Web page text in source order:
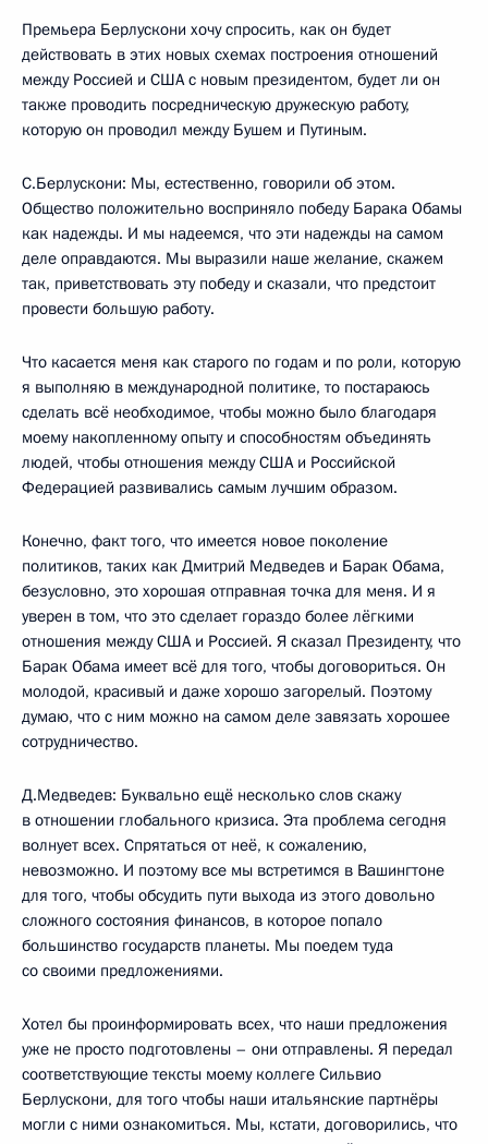
Премьера Берлускони хочу спросить, как он будет
действовать в этих новых схемах построения отношений
между Россией и США с новым президентом, будет ли он
также проводить посредническую дружескую работу,
которую он проводил между Бушем и Путиным.
С.Берлускони: Мы, естественно, говорили об этом.
Общество положительно восприняло победу Барака Обамы
как надежды. И мы надеемся, что эти надежды на самом
деле оправдаются. Мы выразили наше желание, скажем
так, приветствовать эту победу и сказали, что предстоит
провести большую работу.
Что касается меня как старого по годам и по роли, которую
я выполняю в международной политике, то постараюсь
сделать всё необходимое, чтобы можно было благодаря
моему накопленному опыту и способностям объединять
людей, чтобы отношения между США и Российской
Федерацией развивались самым лучшим образом.
Конечно, факт того, что имеется новое поколение
политиков, таких как Дмитрий Медведев и Барак Обама,
безусловно, это хорошая отправная точка для меня. И я
уверен в том, что это сделает гораздо более лёгкими
отношения между США и Россией. Я сказал Президенту, что
Барак Обама имеет всё для того, чтобы договориться. Он
молодой, красивый и даже хорошо загорелый. Поэтому
думаю, что с ним можно на самом деле завязать хорошее
сотрудничество.
Д.Медведев: Буквально ещё несколько слов скажу
в отношении глобального кризиса. Эта проблема сегодня
волнует всех. Спрятаться от неё, к сожалению,
невозможно. И поэтому все мы встретимся в Вашингтоне
для того, чтобы обсудить пути выхода из этого довольно
сложного состояния финансов, в которое попало
большинство государств планеты. Мы поедем туда
со своими предложениями.
Хотел бы проинформировать всех, что наши предложения
уже не просто подготовлены – они отправлены. Я передал
соответствующие тексты моему коллеге Сильвио
Берлускони, для того чтобы наши итальянские партнёры
могли с ними ознакомиться. Мы, кстати, договорились, что